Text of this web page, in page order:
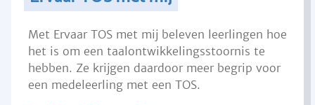
Met Ervaar TOS met mij beleven leerlingen hoe
het is om een taalontwikkelingsstoornis te
hebben. Ze krijgen daardoor meer begrip voor
een medeleerling met een TOS.